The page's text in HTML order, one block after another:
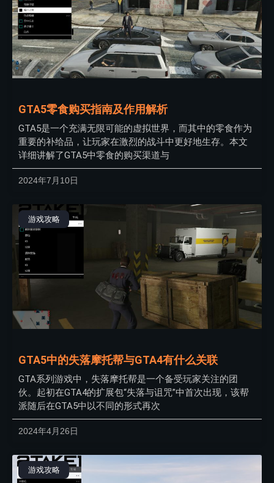
GTA5零食购买指南及作用解析
GTA5是一个充满无限可能的虚拟世界，而其中的零食作为
重要的补给品，让玩家在激烈的战斗中更好地生存。本文
详细讲解了GTA5中零食的购买渠道与
2024年7月10日
游戏攻略
GTA5中的失落摩托帮与GTA4有什么关联
GTA系列游戏中，失落摩托帮是一个备受玩家关注的团
伙。起初在GTA4的扩展包“失落与诅咒”中首次出现，该帮
派随后在GTA5中以不同的形式再次
2024年4月26日
游戏攻略